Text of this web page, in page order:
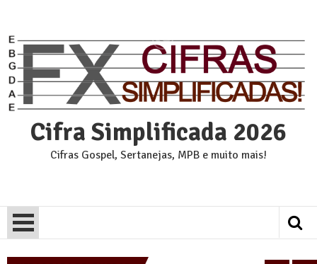
content
Cifra Simplificada 2026
Cifras Gospel, Sertanejas, MPB e muito mais!
Pais e Filhos – Legião Urbana